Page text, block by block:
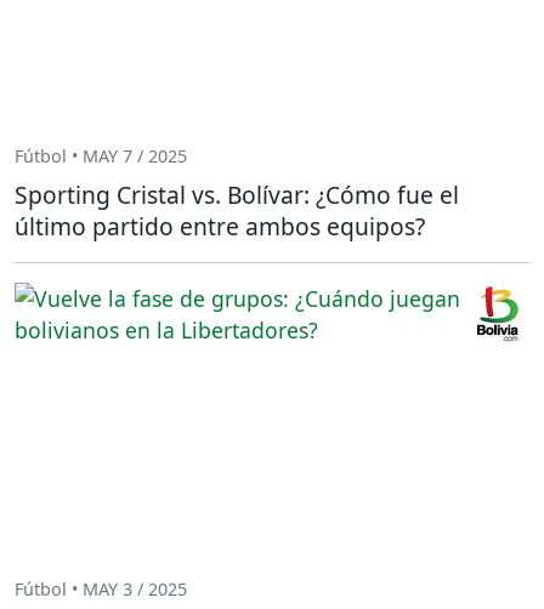
Fútbol • MAY 7 / 2025
Sporting Cristal vs. Bolívar: ¿Cómo fue el
último partido entre ambos equipos?
Fútbol • MAY 3 / 2025